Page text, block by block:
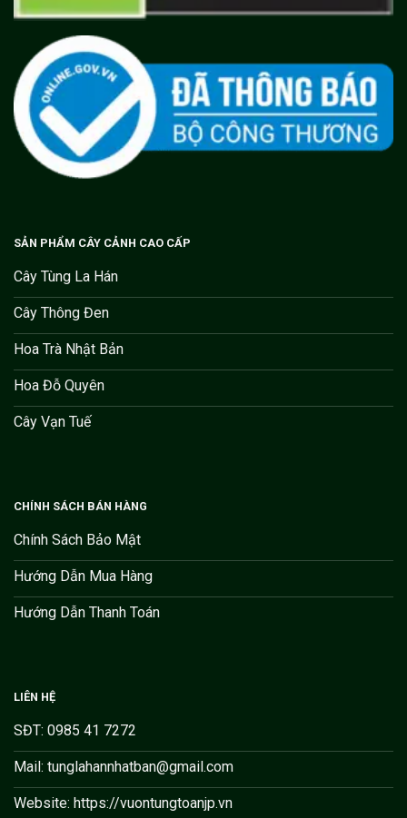
SẢN PHẨM CÂY CẢNH CAO CẤP
Cây Tùng La Hán
Cây Thông Đen
Hoa Trà Nhật Bản
Hoa Đỗ Quyên
Cây Vạn Tuế
CHÍNH SÁCH BÁN HÀNG
Chính Sách Bảo Mật
Hướng Dẫn Mua Hàng
Hướng Dẫn Thanh Toán
LIÊN HỆ
SĐT: 0985 41 7272
Mail: tunglahannhatban@gmail.com
Website: https://vuontungtoanjp.vn